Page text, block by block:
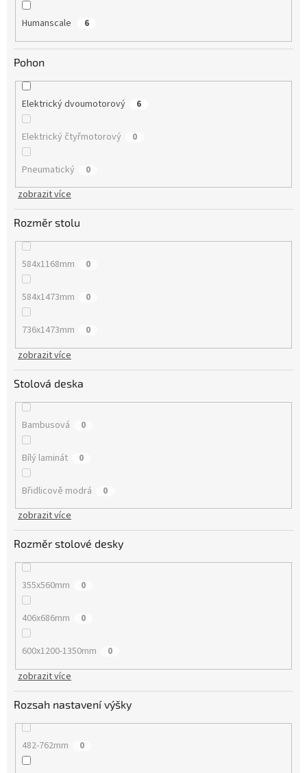
Humanscale 6
Pohon
Elektrický dvoumotorový 6
Elektrický čtyřmotorový 0
Pneumatický 0
zobrazit více
Rozměr stolu
584x1168mm 0
584x1473mm 0
736x1473mm 0
zobrazit více
Stolová deska
Bambusová 0
Bílý laminát 0
Břidlicově modrá 0
zobrazit více
Rozměr stolové desky
355x560mm 0
406x686mm 0
600x1200-1350mm 0
zobrazit více
Rozsah nastavení výšky
482-762mm 0